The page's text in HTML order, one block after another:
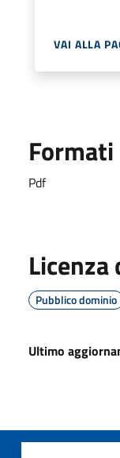
VAI ALLA
Pdf
Pubblico dominio
Ultimo